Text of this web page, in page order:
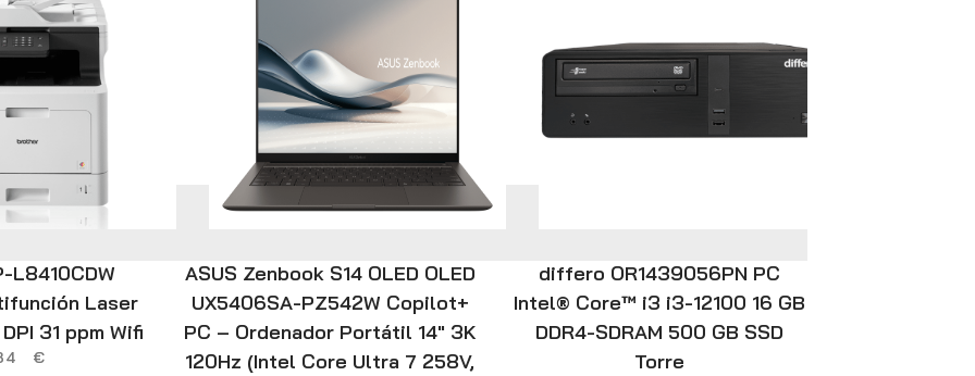
L8410CDW
Laser
31 ppm Wifi
€
ASUS Zenbook S14 OLED OLED
UX5406SA-PZ542W Copilot+
PC – Ordenador Portátil 14″ 3K
120Hz (Intel Core Ultra 7 258V,
differo OR1439056PN PC
Intel® Core™ i3 i3-12100 16 GB
DDR4-SDRAM 500 GB SSD
Torre